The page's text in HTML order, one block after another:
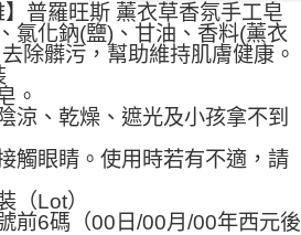
】普羅旺斯 薰衣草香氛手工皂
氯化鈉(鹽)、甘油、香料(薰衣
除髒污，幫助維持肌膚健康。
。
涼、乾燥、遮光及小孩拿不到
觸眼睛。使用時若有不適，請
（Lot）
前6碼（00日/00月/00年西元後